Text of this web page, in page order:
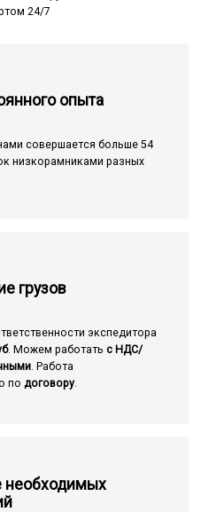
24/7
опыта
совершается больше 54
низкорамниками разных
грузов
экспедитора
. Можем работать с НДС/
. Работа
по договору.
необходимых